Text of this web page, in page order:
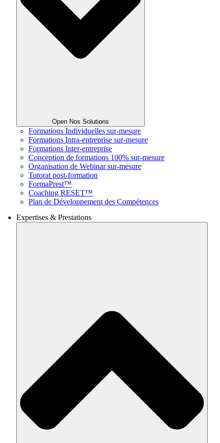
Open Nos Solutions
Formations Individuelles sur-mesure
Formations Intra-entreprise sur-mesure
Formations Inter-entreprise
Conception de formations 100% sur-mesure
Organisation de Webinar sur-mesure
Tutorat post-formation
FormaPrest™
Coaching RESET™
Plan de Développement des Compétences
Expertises & Prestations